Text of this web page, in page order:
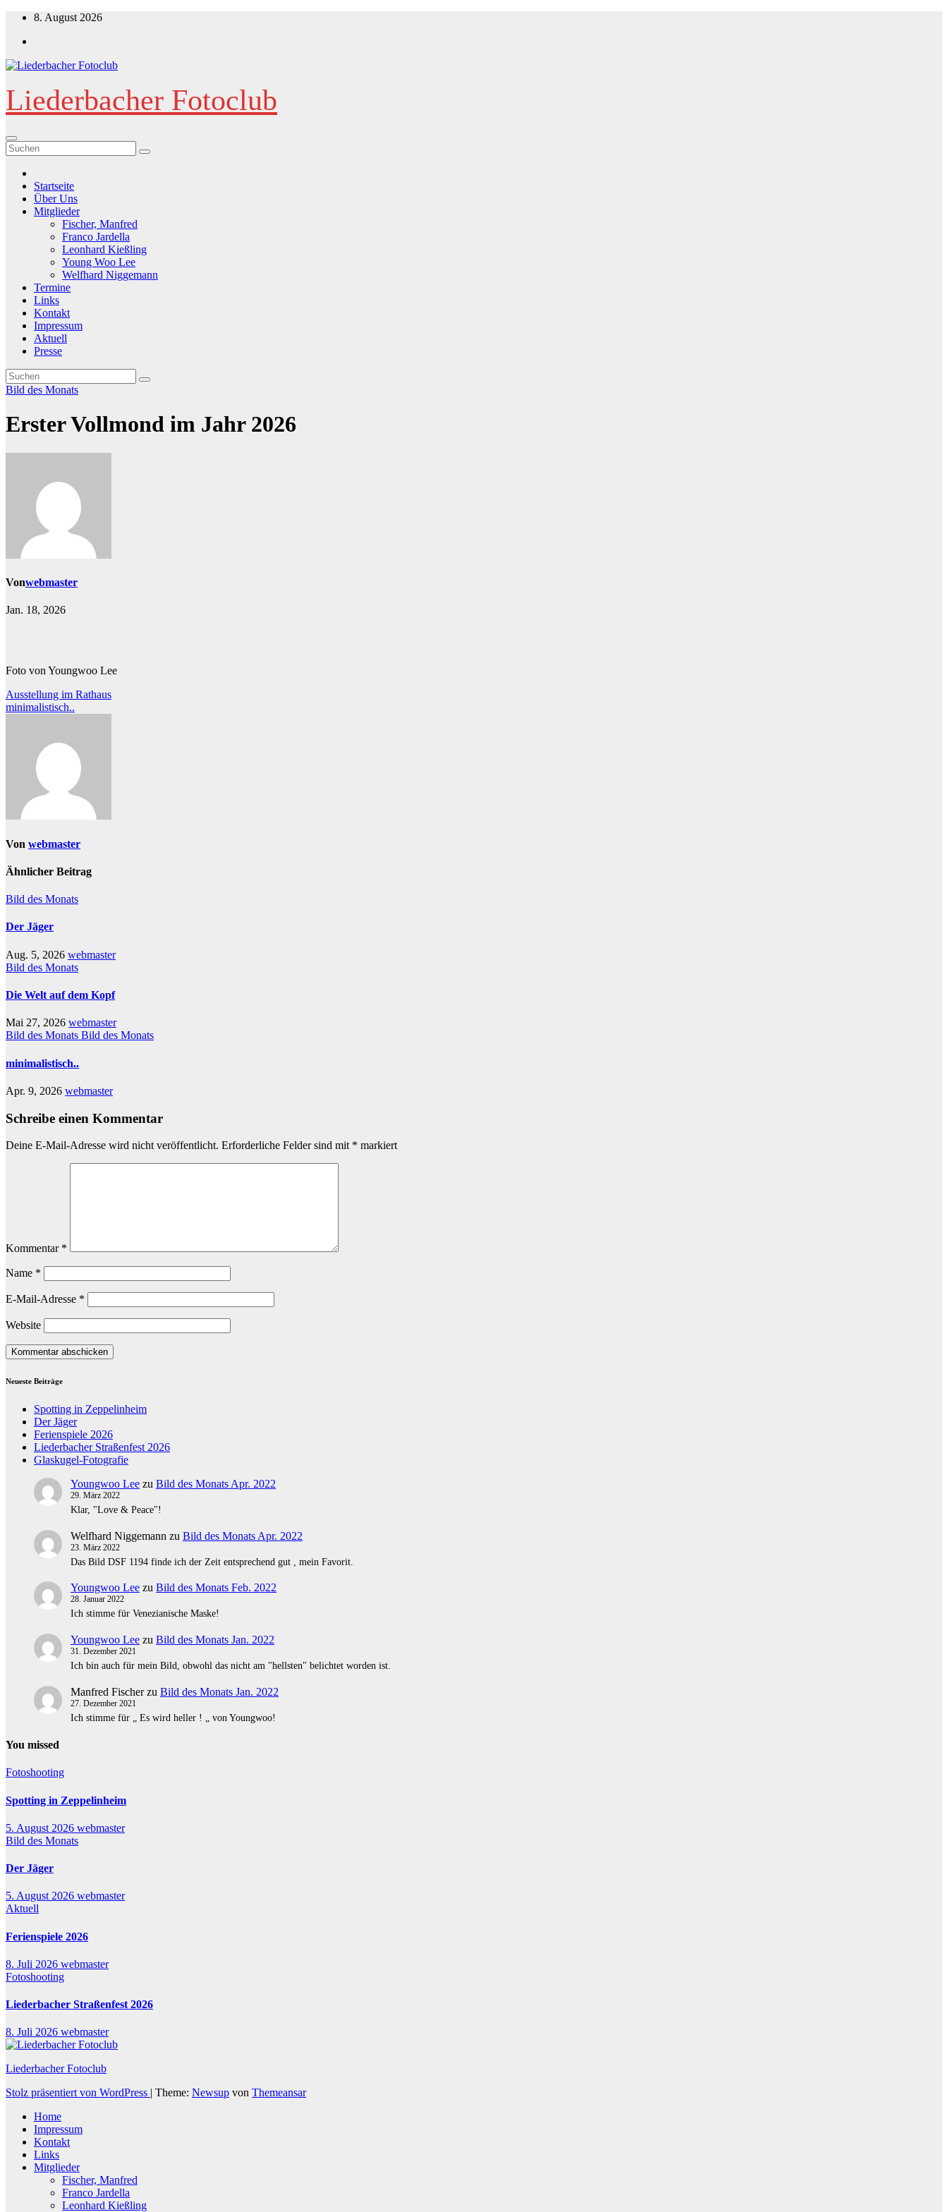
Zum
springen
8. August 2026
Liederbacher Fotoclub
Startseite
Über Uns
Mitglieder
Fischer, Manfred
Franco Jardella
Leonhard Kießling
Young Woo Lee
Welfhard Niggemann
Termine
Links
Kontakt
Impressum
Aktuell
Presse
Bild des Monats
Erster Vollmond im Jahr 2026
Vonwebmaster
Jan. 18, 2026
Foto von Youngwoo Lee
Beitragsnavigation
Ausstellung im Rathaus
minimalistisch..
Von webmaster
Ähnlicher Beitrag
Bild des Monats
Der Jäger
Aug. 5, 2026 webmaster
Bild des Monats
Die Welt auf dem Kopf
Mai 27, 2026 webmaster
Bild des Monats Bild des Monats
minimalistisch..
Apr. 9, 2026 webmaster
Schreibe einen Kommentar
Deine E-Mail-Adresse wird nicht veröffentlicht. Erforderliche Felder sind mit * markiert
Kommentar *
Name *
E-Mail-Adresse *
Website
Neueste Beiträge
Spotting in Zeppelinheim
Der Jäger
Ferienspiele 2026
Liederbacher Straßenfest 2026
Glaskugel-Fotografie
Youngwoo Lee zu Bild des Monats Apr. 2022
29. März 2022
Klar, "Love & Peace"!
Welfhard Niggemann zu Bild des Monats Apr. 2022
23. März 2022
Das Bild DSF 1194 finde ich der Zeit entsprechend gut , mein Favorit.
Youngwoo Lee zu Bild des Monats Feb. 2022
28. Januar 2022
Ich stimme für Venezianische Maske!
Youngwoo Lee zu Bild des Monats Jan. 2022
31. Dezember 2021
Ich bin auch für mein Bild, obwohl das nicht am "hellsten" belichtet worden ist.
Manfred Fischerzu Bild des Monats Jan. 2022
27. Dezember 2021
Ich stimme für „ Es wird heller ! „ von Youngwoo!
You missed
Fotoshooting
Spotting in Zeppelinheim
5. August 2026 webmaster
Bild des Monats
Der Jäger
5. August 2026 webmaster
Aktuell
Ferienspiele 2026
8. Juli 2026 webmaster
Fotoshooting
Liederbacher Straßenfest 2026
8. Juli 2026 webmaster
Liederbacher Fotoclub
Stolz präsentiert von WordPress | Theme: Newsup von Themeansar
Home
Impressum
Kontakt
Links
Mitglieder
Fischer, Manfred
Franco Jardella
Leonhard Kießling